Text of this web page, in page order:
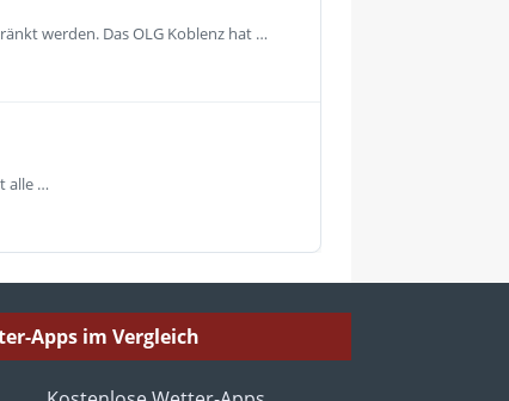
werden. Das OLG Koblenz hat …
alle …
Apps im Vergleich